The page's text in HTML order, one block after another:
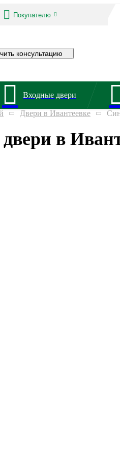
Покупателю
консультацию
Входные двери
Двери в Ивантеевке
в